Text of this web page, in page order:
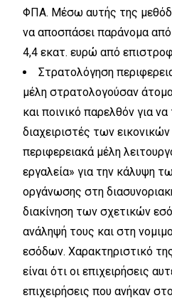
ΦΠΑ. Μέσω αυτής της
να αποσπάσει παράνομα
4,4 εκατ. ευρώ από
Στρατολόγηση
μέλη στρατολογούσαν
και ποινικό παρελθόν για
διαχειριστές των
περιφερειακά μέλη
εργαλεία» για την κάλυψη
οργάνωσης στη
διακίνηση των σχετικών
ανάληψή τους και στη
εσόδων. Χαρακτηριστικό
είναι ότι οι επιχειρήσεις
επιχειρήσεις που ανήκαν